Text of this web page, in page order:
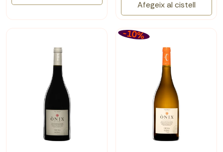
Afegeix al cistell
-10%